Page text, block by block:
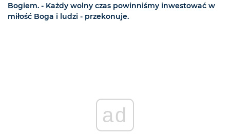
Bogiem. - Każdy wolny czas powinniśmy inwestować w
miłość Boga i ludzi - przekonuje.
ad